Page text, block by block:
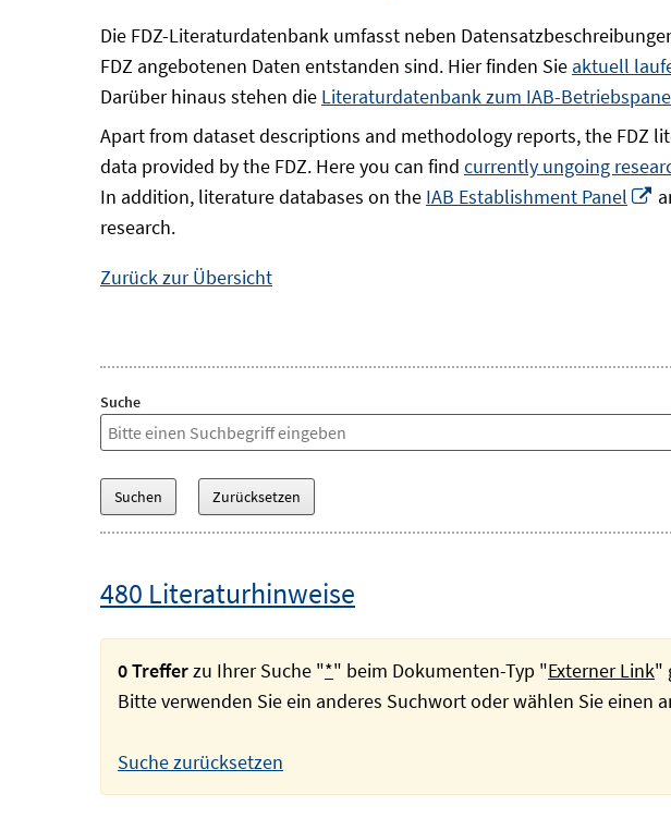
Die FDZ-Literaturdatenbank umfasst neben
FDZ angebotenen Daten entstanden sind. Hier finden Sie aktuell
Darüber hinaus stehen die Literaturdatenbank zum IAB-
Apart from dataset descriptions and methodology reports, the FDZ
data provided by the FDZ. Here you can find currently ungoing
In addition, literature databases on the IAB Establishment Panel
In
research.
Zurück zur Übersicht
Suche
480 Literaturhinweise
0 Trefferzu Ihrer Suche "*" beim Dokumenten-Typ "Externer Link"
Bitte verwenden Sie ein anderes Suchwort oder wählen Sie einen
Suche zurücksetzen